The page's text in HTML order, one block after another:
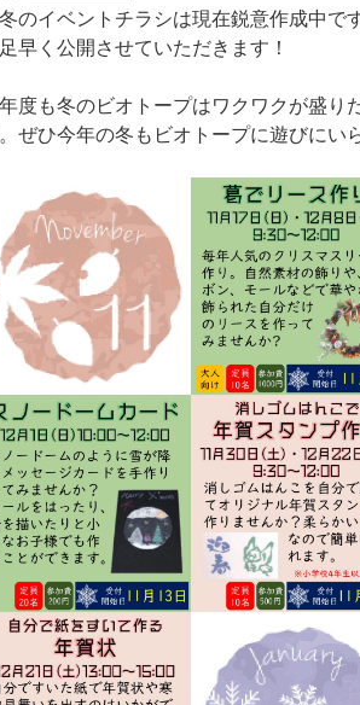
のイベントチラシは現在鋭意作成中で
早く公開させていただきます！
度も冬のビオトープはワクワクが盛り
ぜひ今年の冬もビオトープに遊びにい